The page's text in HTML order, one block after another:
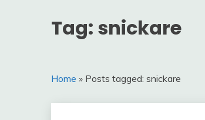
Tag: snickare
Home » Posts tagged: snickare